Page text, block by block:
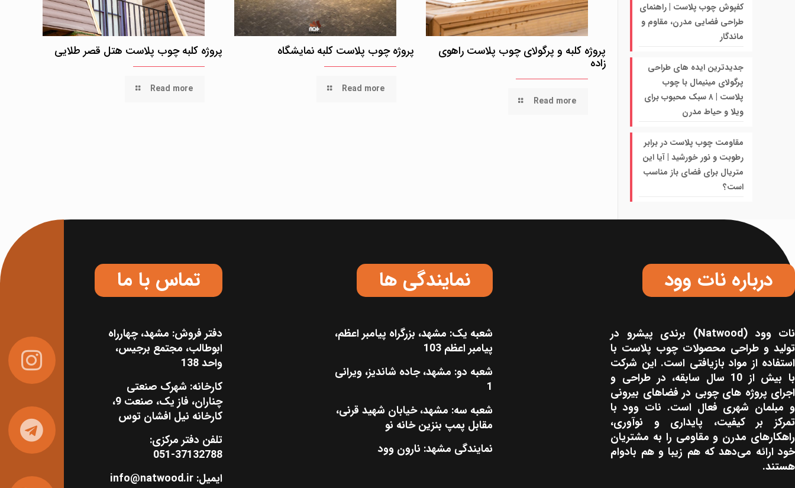
پروژه کلبه و پرگولای چوب پلاست راهوی
زاده
Read more
پروژه چوب پلاست کلبه نمایشگاه
Read more
پروژه کلبه چوب پلاست هتل قصر طلایی
Read more
کفپوش چوب پلاست | راهنمای
طراحی فضایی مدرن، مقاوم و
ماندگار
جدیدترین ایده های طراحی
پرگولای مینیمال با چوب
پلاست | ۸ سبک محبوب برای
ویلا و حیاط مدرن
مقاومت چوب پلاست در برابر
رطوبت و نور خورشید | آیا این
متریال برای فضای باز مناسب
است؟
درباره نات وود
نات‌ وود (Natwood) برندی پیشرو در
تولید و طراحی محصولات چوب پلاست با
استفاده از مواد بازیافتی است. این شرکت
با بیش از 10 سال سابقه، در طراحی و
اجرای پروژه های چوبی در فضاهای بیرونی
و مبلمان شهری فعال است. نات وود با
تمرکز بر کیفیت، پایداری و نوآوری،
راهکارهای مدرن و مقاومی را به مشتریان
خود ارائه می‌دهد که هم زیبا و هم بادوام
هستند.
نمایندگی ها
شعبه یک: مشهد، بزرگراه پیامبر اعظم،
پیامبر اعظم 103
شعبه دو: مشهد، جاده شاندیز، ویرانی
1
شعبه سه: مشهد، خیابان شهید قرنی،
مقابل پمپ بنزین خانه نو
نمایندگی مشهد: نارون وود
تماس با ما
دفتر فروش: مشهد، چهارراه
ابوطالب، مجتمع برجیس،
واحد 138
کارخانه: شهرک صنعتی
چناران، فاز یک، صنعت 9،
کارخانه نیل افشان توس
تلفن دفتر مرکزی:
051-37132788
ایمیل: info@natwood.ir